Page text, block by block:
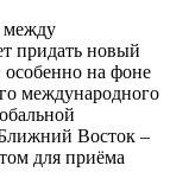
между
придать новый
на фоне
международного
Восток –
для приёма